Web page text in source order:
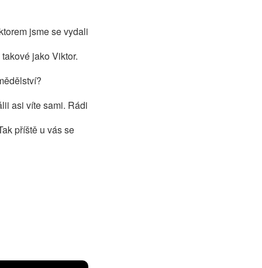
jsme se vydali
jako Viktor.
asi víte sami. Rádi
příště u vás se